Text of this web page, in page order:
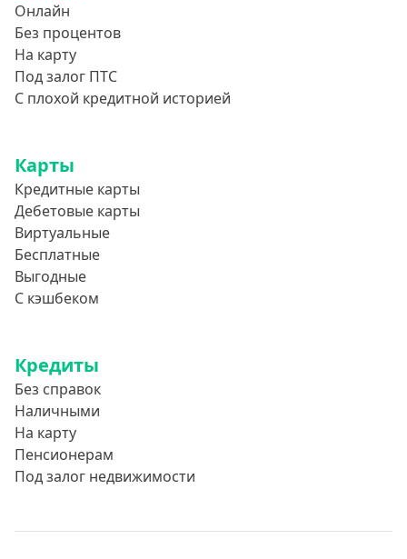
Онлайн
Без процентов
На карту
Под залог ПТС
С плохой кредитной историей
Карты
Кредитные карты
Дебетовые карты
Виртуальные
Бесплатные
Выгодные
С кэшбеком
Кредиты
Без справок
Наличными
На карту
Пенсионерам
Под залог недвижимости